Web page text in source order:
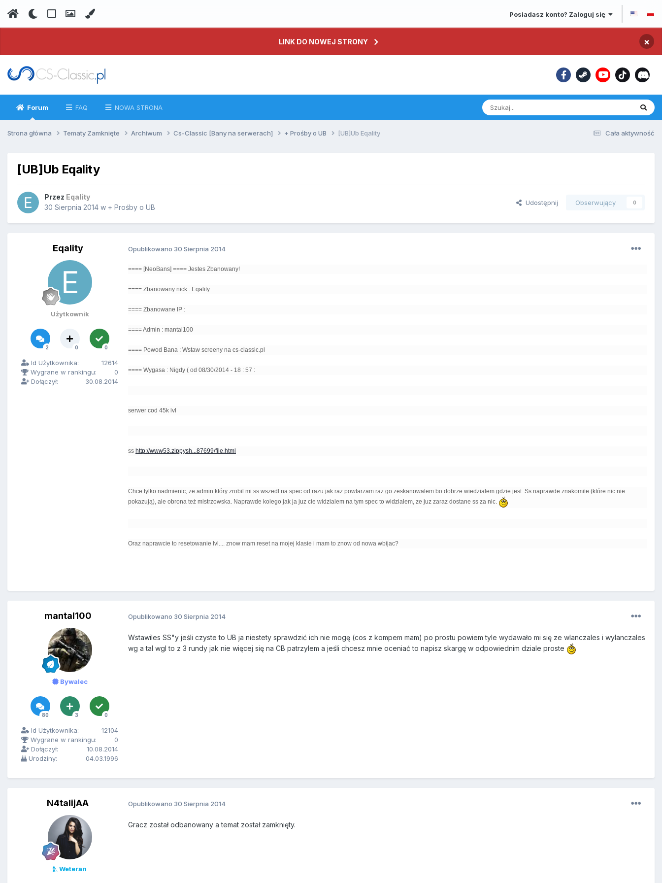
Posiadasz konto? Zaloguj się
LINK DO NOWEJ STRONY ×
Forum FAQ NOWA STRONA
Cała aktywność
Strona główna Tematy Zamknięte Archiwum Cs-Classic [Bany na serwerach] + Prośby o UB [UB]Ub Eqality
[UB]Ub Eqality
Przez Eqality
30 Sierpnia 2014 w + Prośby o UB
Udostępnij Obserwujący 0
Eqality
Użytkownik
2 0 0
Id Użytkownika:
12614
Wygrane w rankingu:
0
Dołączył:
30.08.2014
Opublikowano 30 Sierpnia 2014
==== [NeoBans] ==== Jestes Zbanowany!
==== Zbanowany nick : Eqality
==== Zbanowane IP :
==== Admin : mantal100
==== Powod Bana : Wstaw screeny na cs-classic.pl
==== Wygasa : Nigdy ( od 08/30/2014 - 18 : 57 :
serwer cod 45k lvl
ss http://www53.zippysh...87699/file.html
Chce tylko nadmienic, ze admin który zrobil mi ss wszedl na spec od razu jak raz powtarzam raz go zeskanowalem bo dobrze wiedzialem gdzie jest. Ss naprawde znakomite (które nic nie
pokazują), ale obrona też mistrzowska. Naprawde kolego jak ja juz cie widzialem na tym spec to widzialem, ze juz zaraz dostane ss za nic.
Oraz naprawcie to resetowanie lvl.... znow mam reset na mojej klasie i mam to znow od nowa wbijac?
mantal100
Bywalec
80 3 0
Id Użytkownika:
12104
Wygrane w rankingu:
0
Dołączył:
10.08.2014
Urodziny:
04.03.1996
Opublikowano 30 Sierpnia 2014
Wstawiles SS"y jeśli czyste to UB ja niestety sprawdzić ich nie mogę (cos z kompem mam) po prostu powiem tyle wydawało mi się ze wlanczales i wylanczales
wg a tal wgl to z 3 rundy jak nie więcej się na CB patrzylem a jeśli chcesz mnie oceniać to napisz skargę w odpowiednim dziale proste
N4talijAA
Weteran
Opublikowano 30 Sierpnia 2014
Gracz został odbanowany a temat został zamknięty.